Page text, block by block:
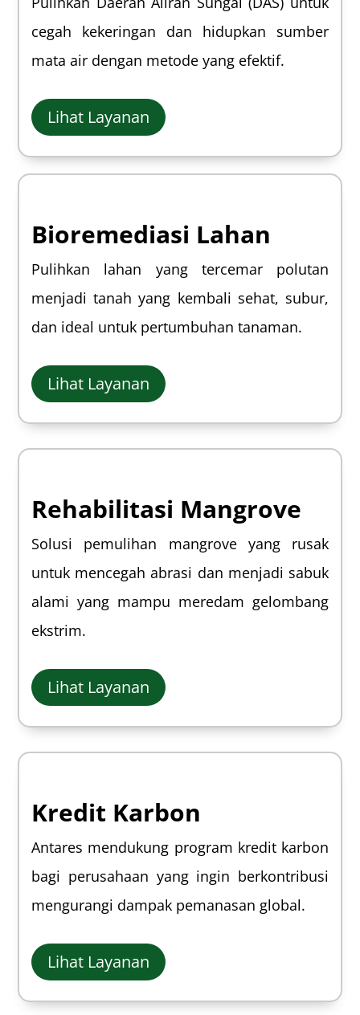
cegah kekeringan dan hidupkan sumber
mata air dengan metode yang efektif.
Lihat Layanan
Bioremediasi Lahan
Pulihkan lahan yang tercemar polutan
menjadi tanah yang kembali sehat, subur,
dan ideal untuk pertumbuhan tanaman.
Lihat Layanan
Rehabilitasi Mangrove
Solusi pemulihan mangrove yang rusak
untuk mencegah abrasi dan menjadi sabuk
alami yang mampu meredam gelombang
ekstrim.
Lihat Layanan
Kredit Karbon
Antares mendukung program kredit karbon
bagi perusahaan yang ingin berkontribusi
mengurangi dampak pemanasan global.
Lihat Layanan